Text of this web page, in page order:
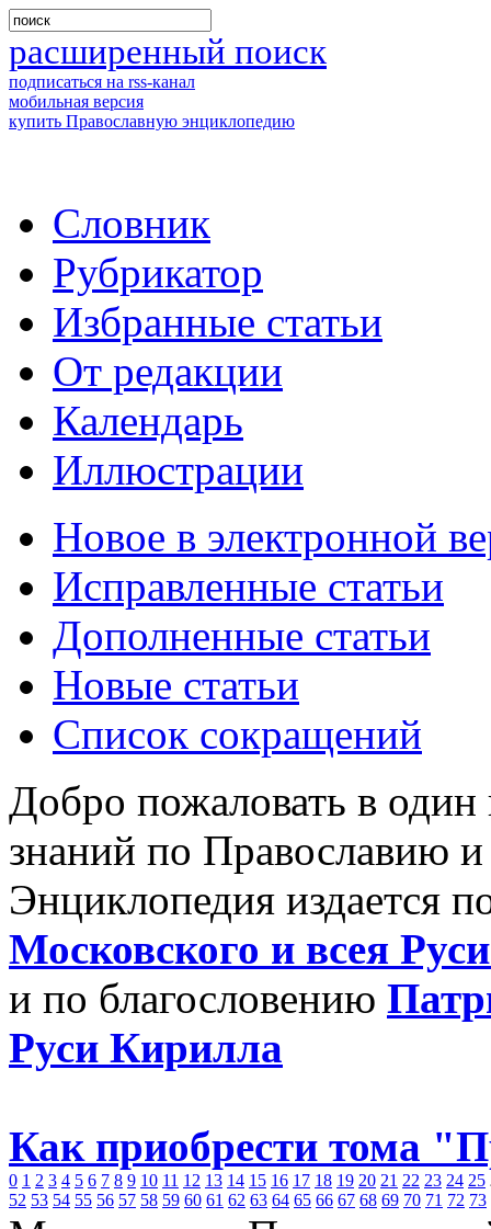
расширенный поиск
подписаться на rss-канал
мобильная версия
купить Православную энциклопедию
Словник
Рубрикатор
Избранные статьи
От редакции
Календарь
Иллюстрации
Новое в электронной
Исправленные статьи
Дополненные статьи
Новые статьи
Список сокращений
Добро пожаловать в
знаний по Православию
Энциклопедия издается
Московского и всея
и по благословению
Руси Кирилла
Как приобрести тома
0 1 2 3 4 5 6 7 8 9 10 11 12 13 14 15 16 17 18 19 20 21 22 23 24 25
52 53 54 55 56 57 58 59 60 61 62 63 64 65 66 67 68 69 70 71 72 73